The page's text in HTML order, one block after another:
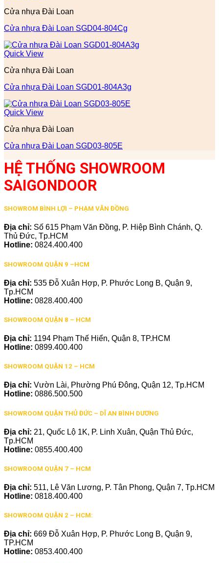
Cửa nhựa Đài Loan
Cửa nhựa Đài Loan SGD04-804Cg
Quick View
Cửa nhựa Đài Loan
Cửa nhựa Đài Loan SGD01-804A3g
Quick View
Cửa nhựa Đài Loan
Cửa nhựa Đài Loan SGD03-805E
HỆ THỐNG SHOWROOM
SAIGONDOOR
SHOWROM BÌNH LỢI – PHẠM VĂN ĐỒNG
Địa chỉ: Số 615 Phạm Văn Đồng, P. Hiệp Bình Chánh, Q.
Thủ Đức, Tp.HCM
Hotline: 0824.400.400
SHOWROOM QUẬN 9 –HCM
Địa chỉ: 535 Đỗ Xuân Hợp, P. Phước Long B, Quận 9,
Tp.HCM
Hotline: 0828.400.400
SHOWROOM QUẬN 8 – HCM
Địa chỉ: 1194 Phạm Thế Hiển, Quận 8, TP.HCM
Hotline: 0899.400.400
SHOWROOM QUẬN 12 – HCM
Địa chỉ: Vườn Lài, Phường Phú Đông, Quận 12, Tp.HCM
Hotline: 0886.500.500
SHOWROOM QUẬN THỦ ĐỨC – DĨ AN BÌNH DƯƠNG
Địa chỉ: 21, Quốc Lộ 1K, P. Linh Xuân, Quận Thủ Đức,
Tp.HCM
Hotline: 0855.400.400
SHOWROOM QUẬN 7 – HCM
Địa chỉ: 511, Lê Văn Lương, P. Tân Phong, Quận 7, Tp.HCM
Hotline: 0818.400.400
SHOWROOM QUẬN 2 – HCM:
Địa chỉ: 669 Đỗ Xuân Hợp, P. Phước Long B, Quận 9,
TP.HCM
Hotline: 0853.400.400